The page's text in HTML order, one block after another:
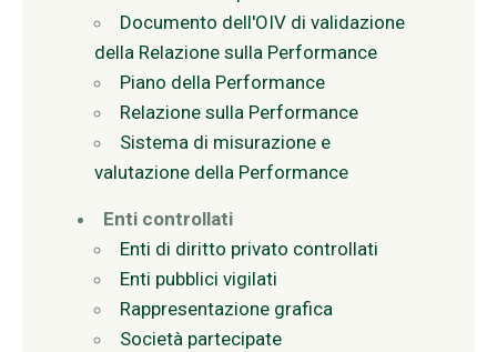
Documento dell'OIV di validazione
della Relazione sulla Performance
Piano della Performance
Relazione sulla Performance
Sistema di misurazione e
valutazione della Performance
Enti controllati
Enti di diritto privato controllati
Enti pubblici vigilati
Rappresentazione grafica
Società partecipate